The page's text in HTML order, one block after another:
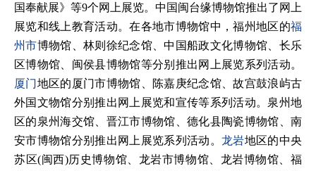
国奉献展》等9个网上展览。中国闽台缘博物馆推出了网上
展览和线上教育活动。在各地市博物馆中，福州地区的福
州市博物馆、林则徐纪念馆、中国船政文化博物馆、长乐
区博物馆、闽侯县博物馆等分别推出网上展览系列活动。
厦门地区的厦门市博物馆、陈嘉庚纪念馆、故宫鼓浪屿古
外国文物馆分别推出网上展览和宣传等系列活动。泉州地
区的泉州海交馆、晋江市博物馆、德化县陶瓷博物馆、南
安市博物馆分别推出网上展览系列活动。 龙岩地区的中央
苏区(闽西)历史博物馆、龙岩市博物馆、龙岩博物馆、福